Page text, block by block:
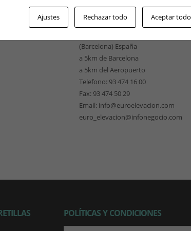
Pso. Ferrocarriles 158
(Barcelona) España
a 5km de Barcelona
a 5km del Aeropuerto
Telefono: 93 474 16 00
Fax: 93 474 50 29
Email: info@euroelevacion.com
euro_elevacion@infonegocio.com
POLÍTICAS Y CONDICIONES
Ajustes Rechazar todo Aceptar todo